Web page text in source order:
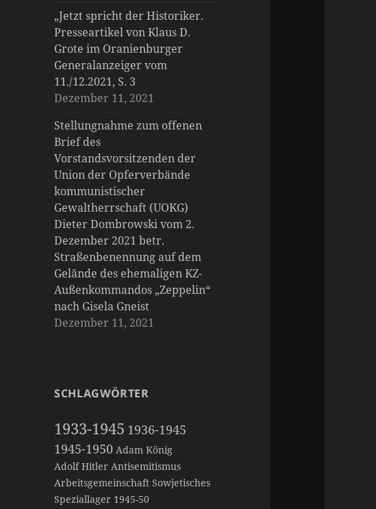
„Jetzt spricht der Historiker.
Presseartikel von Klaus D.
Grote im Oranienburger
Generalanzeiger vom
11./12.2021, S. 3
Dezember 11, 2021
Stellungnahme zum offenen
Brief des
Vorstandsvorsitzenden der
Union der Opferverbände
kommunistischer
Gewaltherrschaft (UOKG)
Dieter Dombrowski vom 2.
Dezember 2021 betr.
Straßenbenennung auf dem
Gelände des ehemaligen KZ-
Außenkommandos „Zeppelin“
nach Gisela Gneist
Dezember 11, 2021
SCHLAGWÖRTER
1933-1945 1936-1945
1945-1950 Adam König
Adolf Hitler Antisemitismus
Arbeitsgemeinschaft Sowjetisches
Speziallager 1945-50